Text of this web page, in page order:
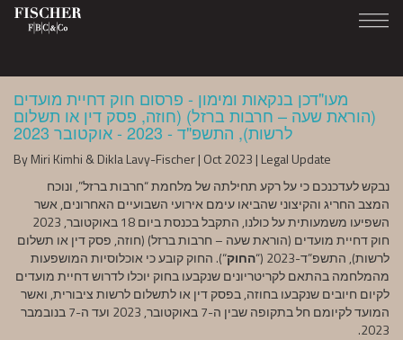
מעו"דכן בנקאות ומימון - פרסום חוק דחיית מועדים
(הוראת שעה – חרבות ברזל) (חוזה, פסק דין או תשלום
לרשות), התשפ"ד - 2023 - אוקטובר 2023
By Miri Kimhi & Dikla Lavy-Fischer | Oct 2023 | Legal Update
נבקש לעדכנכם כי על רקע תחילתה של מלחמת “חרבות ברזל”, ונוכח
המצב החריג והקיצוני שהביאו עימם אירועי השבועיים האחרונים, אשר
השפיעו משמעותית על כולנו, התקבל בכנסת ביום 18 באוקטובר, 2023
חוק דחיית מועדים (הוראת שעה – חרבות ברזל) (חוזה, פסק דין או תשלום
לרשות), התשפ”ד-2023 (“
החוק“). החוק קובע כי אוכלוסיות המושפעות
מהמלחמה בהתאם לקריטריונים שנקבעו בחוק יוכלו לדרוש דחיית מועדים
לקיום חיובים שנקבעו בחוזה, בפסק דין או לתשלום לרשות ציבורית, ואשר
המועד לקיומם חל בתקופה שבין ה-7 באוקטובר, 2023 ועד ה-7 בנובמבר
2023.